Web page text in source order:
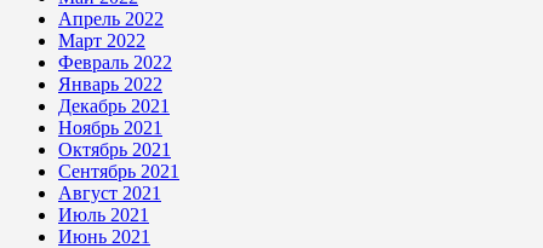
Апрель 2022
Март 2022
Февраль 2022
Январь 2022
Декабрь 2021
Ноябрь 2021
Октябрь 2021
Сентябрь 2021
Август 2021
Июль 2021
Июнь 2021